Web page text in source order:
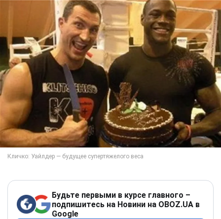
Будьте первыми в курсе главного –
подпишитесь на Новини на OBOZ.UA в
Google